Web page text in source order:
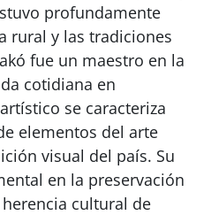
profundamente
rural y las tradiciones
fue un maestro en la
cotidiana en
se caracteriza
elementos del arte
visual del país. Su
en la preservación
cultural de